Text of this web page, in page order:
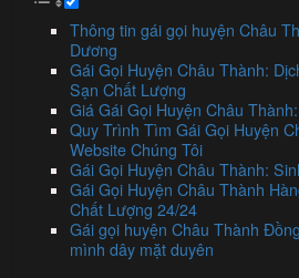
Thông tin gái gọi huyện Châu
Dương
Gái Gọi Huyện Châu Thành:
Sạn Chất Lượng
Giá Gái Gọi Huyện Châu
Quy Trình Tìm Gái Gọi Huyện
Website Chúng Tôi
Gái Gọi Huyện Châu Thành:
Gái Gọi Huyện Châu Thành
Chất Lượng 24/24
Gái gọi huyện Châu Thành
mình dây mặt duyên